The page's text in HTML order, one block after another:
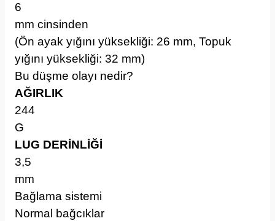
6
mm cinsinden
(Ön ayak yığını yüksekliği: 26 mm, Topuk
yığını yüksekliği: 32 mm)
Bu düşme olayı nedir?
AĞIRLIK
244
G
LUG DERİNLİĞİ
3,5
mm
Bağlama sistemi
Normal bağcıklar